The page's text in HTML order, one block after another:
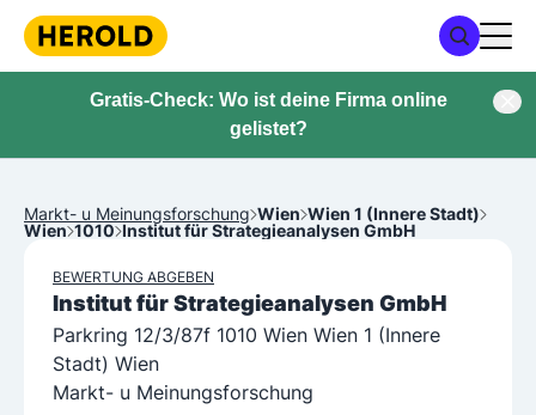
Gratis-Check: Wo ist deine Firma online
gelistet?
Markt- u Meinungsforschung Wien Wien 1 (Innere Stadt)
Wien 1010 Institut für Strategieanalysen GmbH
BEWERTUNG ABGEBEN
Institut für Strategieanalysen GmbH
Parkring 12/3/87f 1010 Wien Wien 1 (Innere
Stadt) Wien
Markt- u Meinungsforschung